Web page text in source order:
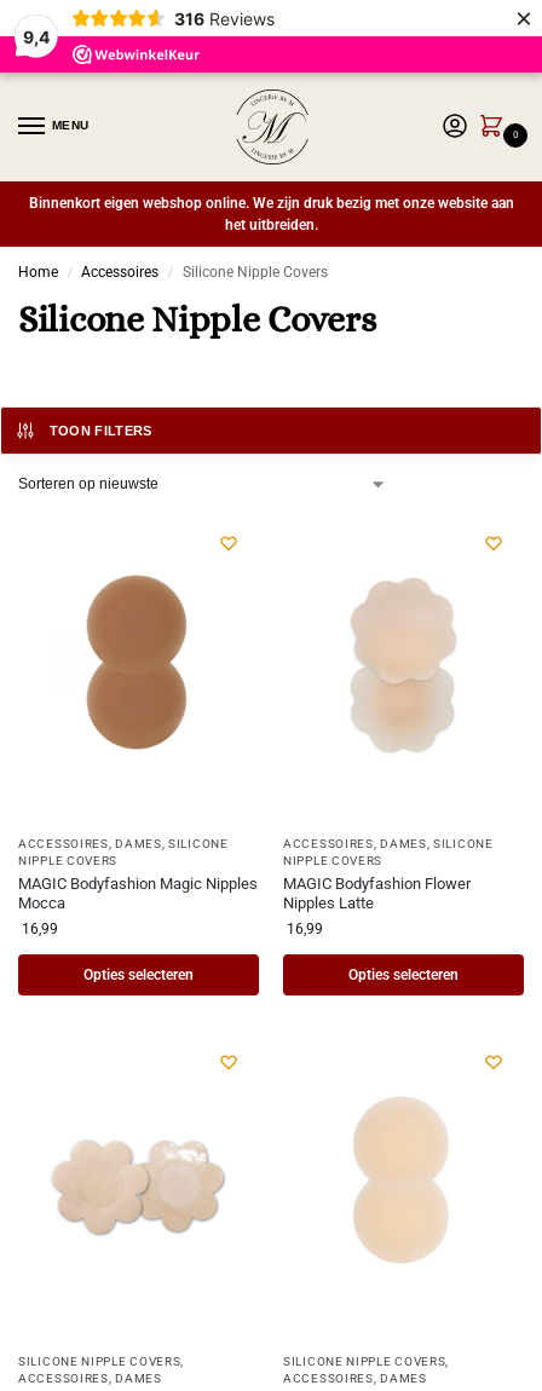
9,4
316 Reviews ×
MENU
0
Binnenkort eigen webshop online. We zijn druk bezig met onze website aan
het uitbreiden.
Home / Accessoires / Silicone Nipple Covers
Silicone Nipple Covers
TOON FILTERS
ACCESSOIRES ,DAMES ,SILICONE
NIPPLE COVERS
MAGIC Bodyfashion Magic Nipples
Mocca
16,99
Opties selecteren
ACCESSOIRES ,DAMES ,SILICONE
NIPPLE COVERS
MAGIC Bodyfashion Flower
Nipples Latte
16,99
Opties selecteren
SILICONE NIPPLE COVERS,
ACCESSOIRES, DAMES
SILICONE NIPPLE COVERS,
ACCESSOIRES, DAMES